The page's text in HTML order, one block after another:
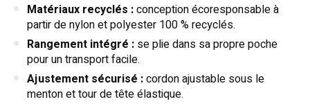
Matériaux recyclés :conception écoresponsable à
partir de nylon et polyester 100 % recyclés.
Rangement intégré : se plie dans sa propre poche
pour un transport facile.
Ajustement sécurisé :cordon ajustable sous le
menton et tour de tête élastique.